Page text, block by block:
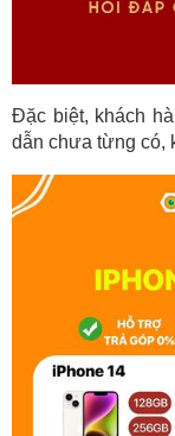
Đặc biệt, khách
dẫn chưa từng có,